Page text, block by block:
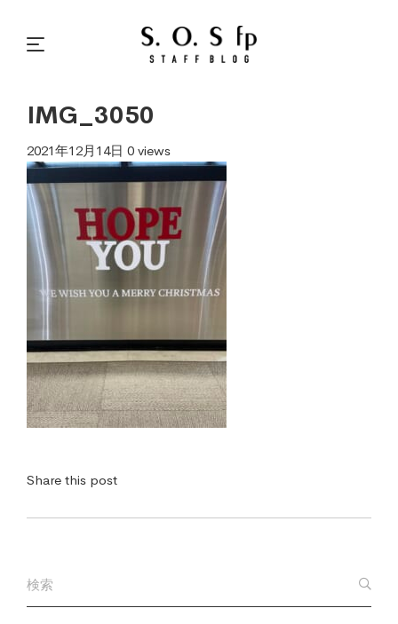
IMG_3050
2021年12月14日 0 views
Share this post